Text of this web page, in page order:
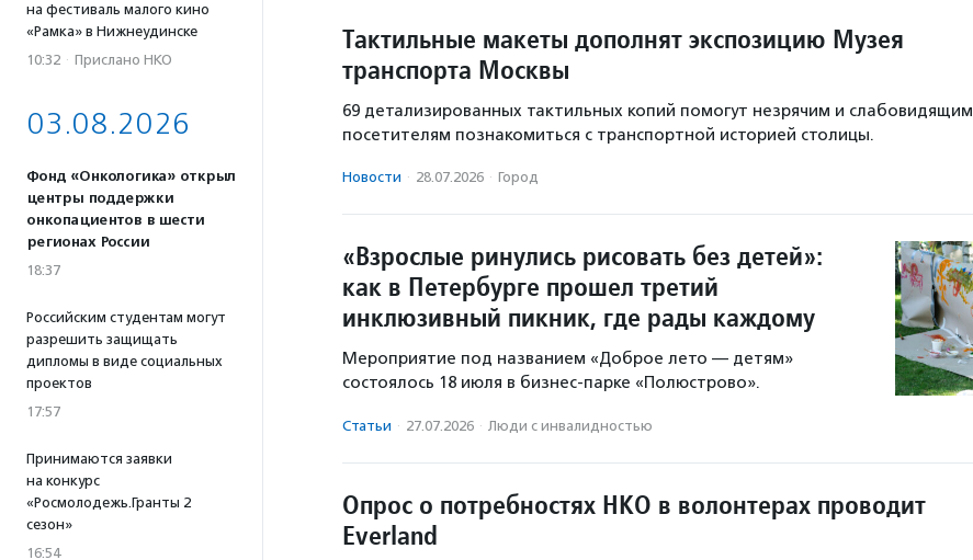
на фестиваль малого кино
«Рамка» в Нижнеудинске
10:32 · Прислано НКО
03.08.2026
Фонд «Онкологика» открыл
центры поддержки
онкопациентов в шести
регионах России
18:37
Российским студентам могут
разрешить защищать
дипломы в виде социальных
проектов
17:57
Принимаются заявки
на конкурс
«Росмолодежь.Гранты 2
сезон»
16:54
Тактильные макеты дополнят экспозицию Музея
транспорта Москвы
69 детализированных тактильных копий помогут незрячим и слабовидящим
посетителям познакомиться с транспортной историей столицы.
Новости · 28.07.2026 · Город
«Взрослые ринулись рисовать без детей»:
как в Петербурге прошел третий
инклюзивный пикник, где рады каждому
Мероприятие под названием «Доброе лето — детям»
состоялось 18 июля в бизнес-парке «Полюстрово».
Статьи · 27.07.2026 · Люди с инвалидностью
Опрос о потребностях НКО в волонтерах проводит
Everland